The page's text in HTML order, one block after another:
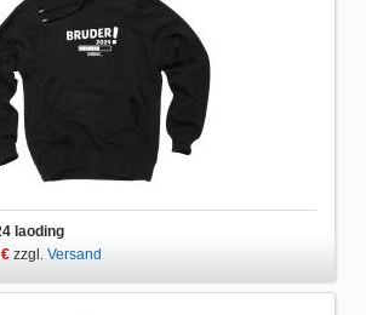
laoding
zzgl. Versand